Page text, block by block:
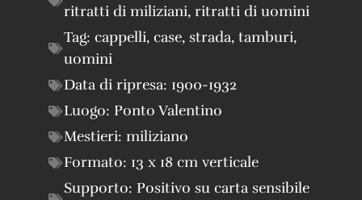
ritratti di miliziani, ritratti di uomini
Tag: cappelli, case, strada, tamburi,
uomini
Data di ripresa: 1900-1932
Luogo: Ponto Valentino
Mestieri: miliziano
Formato: 13 x 18 cm verticale
Supporto: Positivo su carta sensibile